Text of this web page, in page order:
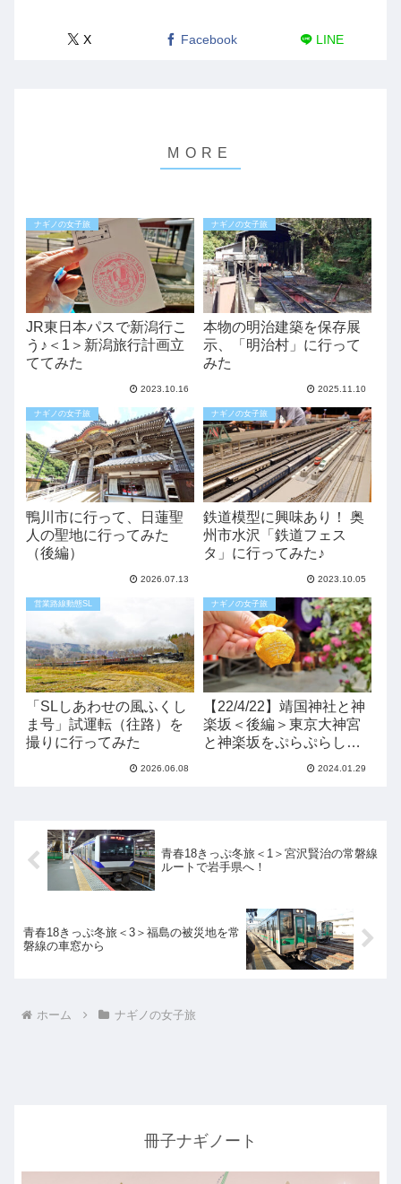
X Facebook LINE
ナギノの女子旅
JR東日本パスで新潟行こ
う♪＜1＞新潟旅行計画立
ててみた
2023.10.16
ナギノの女子旅
本物の明治建築を保存展
示、「明治村」に行って
みた
2025.11.10
ナギノの女子旅
鴨川市に行って、日蓮聖
人の聖地に行ってみた
（後編）
2026.07.13
ナギノの女子旅
鉄道模型に興味あり！ 奥
州市水沢「鉄道フェス
タ」に行ってみた♪
2023.10.05
営業路線動態SL
「SLしあわせの風ふくし
ま号」試運転（往路）を
撮りに行ってみた
2026.06.08
ナギノの女子旅
【22/4/22】靖国神社と神
楽坂＜後編＞東京大神宮
と神楽坂をぷらぷらしよ
2024.01.29
青春18きっぷ冬旅＜1＞宮沢賢治の常磐線
ルートで岩手県へ！
青春18きっぷ冬旅＜3＞福島の被災地を常
磐線の車窓から
ホーム ナギノの女子旅
冊子ナギノート